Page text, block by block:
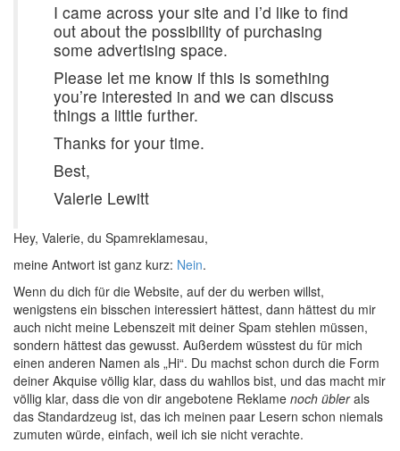
I came across your site and I’d like to find
out about the possibility of purchasing
some advertising space.
Please let me know if this is something
you’re interested in and we can discuss
things a little further.
Thanks for your time.
Best,
Valerie Lewitt
Hey, Valerie, du Spamreklamesau,
meine Antwort ist ganz kurz: Nein.
Wenn du dich für die Website, auf der du werben willst,
wenigstens ein bisschen interessiert hättest, dann hättest du mir
auch nicht meine Lebenszeit mit deiner Spam stehlen müssen,
sondern hättest das gewusst. Außerdem wüsstest du für mich
einen anderen Namen als „Hi“. Du machst schon durch die Form
deiner Akquise völlig klar, dass du wahllos bist, und das macht mir
völlig klar, dass die von dir angebotene Reklame noch üblerals
das Standardzeug ist, das ich meinen paar Lesern schon niemals
zumuten würde, einfach, weil ich sie nicht verachte.